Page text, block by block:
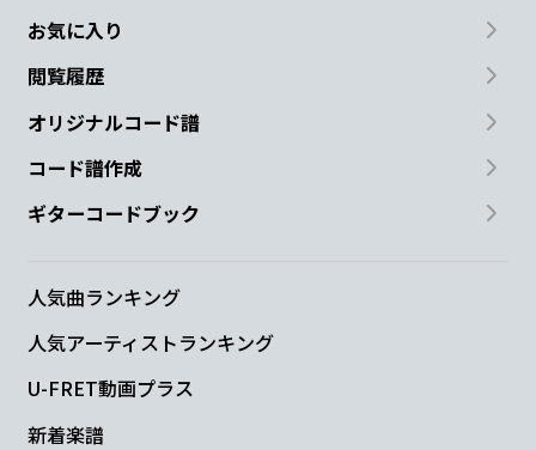
お気に入り
閲覧履歴
オリジナルコード譜
コード譜作成
ギターコードブック
人気曲ランキング
人気アーティストランキング
U-FRET動画プラス
新着楽譜